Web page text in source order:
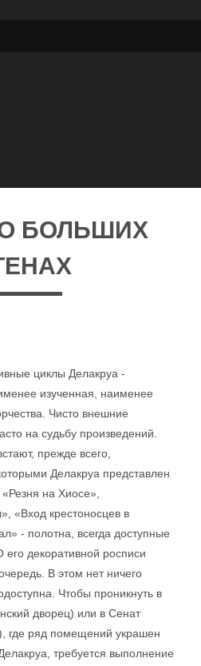
БОЛЬШИХ
циклы Делакруа -
изученная, наименее
Чисто внешние
на судьбу произведений.
прежде всего,
Делакруа представлен
на Хиосе»,
«Вход крестоносцев в
- полотна, всегда доступные
декоративной росписи
В этом нет ничего
Чтобы проникнуть в
дворец) или в Сенат
где ряд помещений украшен
требуется выполнение